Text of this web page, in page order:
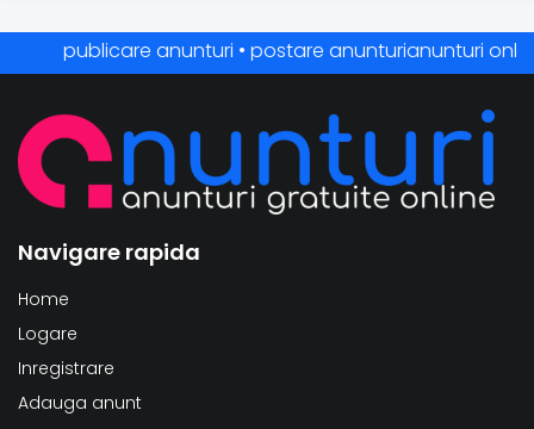
publicare anunturi • postare anunturianunturi online
Navigare rapida
Home
Logare
Inregistrare
Adauga anunt